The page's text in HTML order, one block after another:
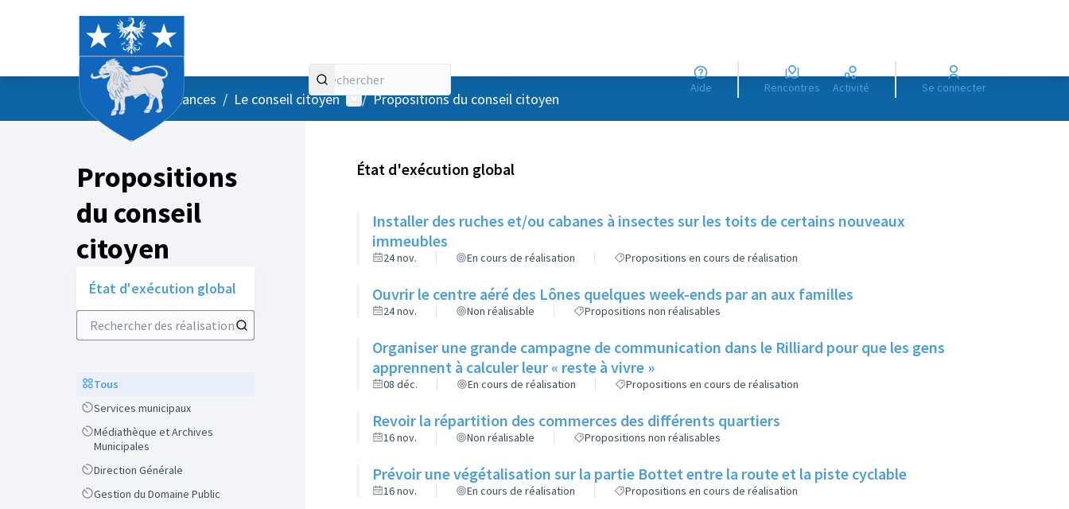
Aide Rencontres Activité Se connecter
AccueilMenu principal
/ Vos instances / Le conseil citoyen Menu utilisateur
/ Propositions du conseil citoyen
Propositions
du conseil
citoyen
État d'exécution global
Rechercher des réalisations
ScopeTous
ScopeServices municipaux
Scope
Médiathèque et Archives
Municipales
ScopeDirection Générale
ScopeGestion du Domaine Public
État d'exécution global
Installer des ruches et/ou cabanes à insectes sur les toits de certains nouveaux
immeubles
24 nov. En cours de réalisation Propositions en cours de réalisation
Ouvrir le centre aéré des Lônes quelques week-ends par an aux familles
24 nov. Non réalisable Propositions non réalisables
Organiser une grande campagne de communication dans le Rilliard pour que les gens
apprennent à calculer leur « reste à vivre »
08 déc. En cours de réalisation Propositions en cours de réalisation
Revoir la répartition des commerces des différents quartiers
16 nov. Non réalisable Propositions non réalisables
Prévoir une végétalisation sur la partie Bottet entre la route et la piste cyclable
16 nov. En cours de réalisation Propositions en cours de réalisation